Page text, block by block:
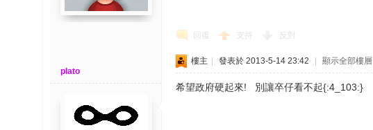
回復 支持 反對
plato
樓主 發表於 2013-5-14 23:42 顯示全部樓層
希望政府硬起來! 別讓卒仔看不起{:4_103:}